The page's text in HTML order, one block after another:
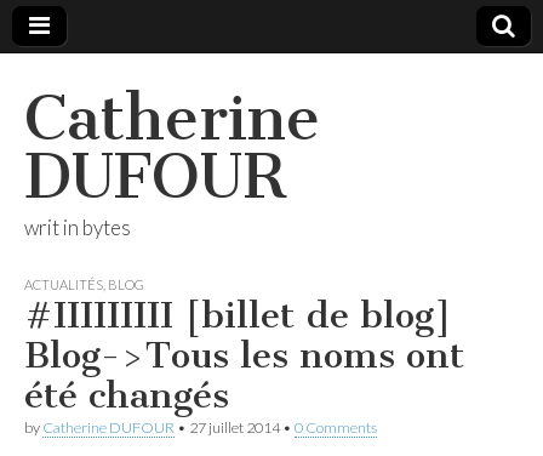
Catherine
DUFOUR
writ in bytes
ACTUALITÉS BLOG
#IIIIIIIII [billet de blog]
Blog->Tous les noms ont
été changés
by Catherine DUFOUR • 27 juillet 2014• 0 Comments